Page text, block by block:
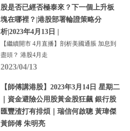
股是否已經否極泰來？下一個上升板
塊在哪裡？|港股部署輪證策略分
析|2023年4月13日 |
【繼續開市 4月直播】剖析美國通脹 加息到
盡頭？ 港股4月走
2023/04/13
【師傅講港股】2023年3月14日 星期二
｜資金避險公用股黃金股狂飆 銀行股
匯豐渣打有排煩｜瑞信何啟聰 黃瑋傑
黃師傅 朱明亮